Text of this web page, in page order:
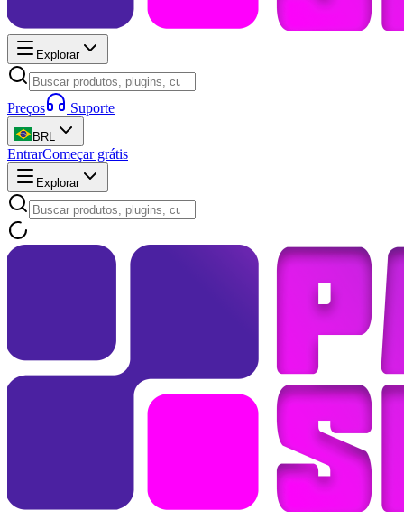
Explorar
Preços Suporte
BRL
EntrarComeçar grátis
Explorar